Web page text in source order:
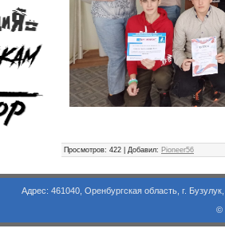
Просмотров: 422 | Добавил: Pioneer56
область, г. Бузулук, ул.
©